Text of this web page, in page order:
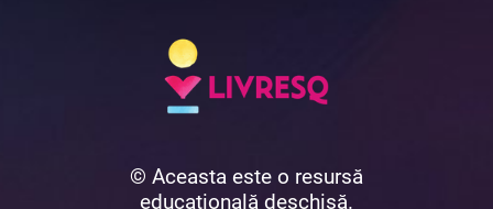
© Aceasta este o resursă
educațională deschisă.